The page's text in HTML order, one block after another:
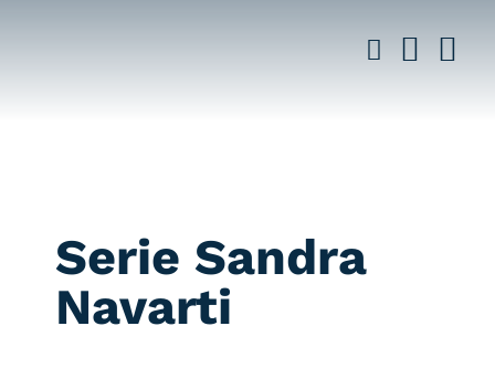
Serie Sandra
Navarti